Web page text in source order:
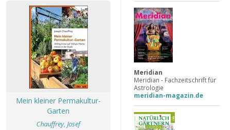
Mein kleiner Permakultur-
Garten
Chauffrey, Josef
Meridian
Meridian - Fachzeitschrift für
Astrologie
meridian-magazin.de